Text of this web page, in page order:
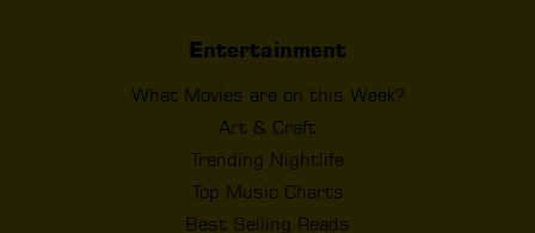
Entertainment
What Movies are on this Week?
Art & Craft
Trending Nightlife
Top Music Charts
Best Selling Reads